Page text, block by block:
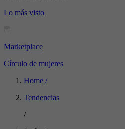
Lo más visto
Marketplace
Círculo de mujeres
Home /
Tendencias
/